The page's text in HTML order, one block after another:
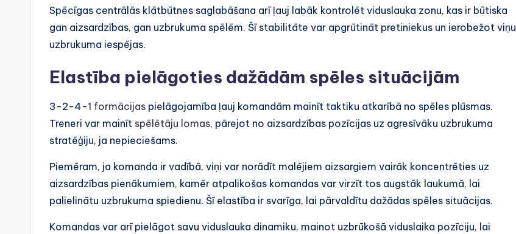
Spēcīgas centrālās klātbūtnes saglabāšana arī ļauj labāk kontrolēt viduslauka zonu, kas ir būtiska
gan aizsardzības, gan uzbrukuma spēlēm. Šī stabilitāte var apgrūtināt pretiniekus un ierobežot viņu
uzbrukuma iespējas.
Elastība pielāgoties dažādām spēles situācijām
3-2-4-1 formācijas pielāgojamība ļauj komandām mainīt taktiku atkarībā no spēles plūsmas.
Treneri var mainīt spēlētāju lomas, pārejot no aizsardzības pozīcijas uz agresīvāku uzbrukuma
stratēģiju, ja nepieciešams.
Piemēram, ja komanda ir vadībā, viņi var norādīt malējiem aizsargiem vairāk koncentrēties uz
aizsardzības pienākumiem, kamēr atpalikošas komandas var virzīt tos augstāk laukumā, lai
palielinātu uzbrukuma spiedienu. Šī elastība ir svarīga, lai pārvaldītu dažādas spēles situācijas.
Komandas var arī pielāgot savu viduslauka dinamiku, mainot uzbrūkošā viduslaika pozīciju, lai